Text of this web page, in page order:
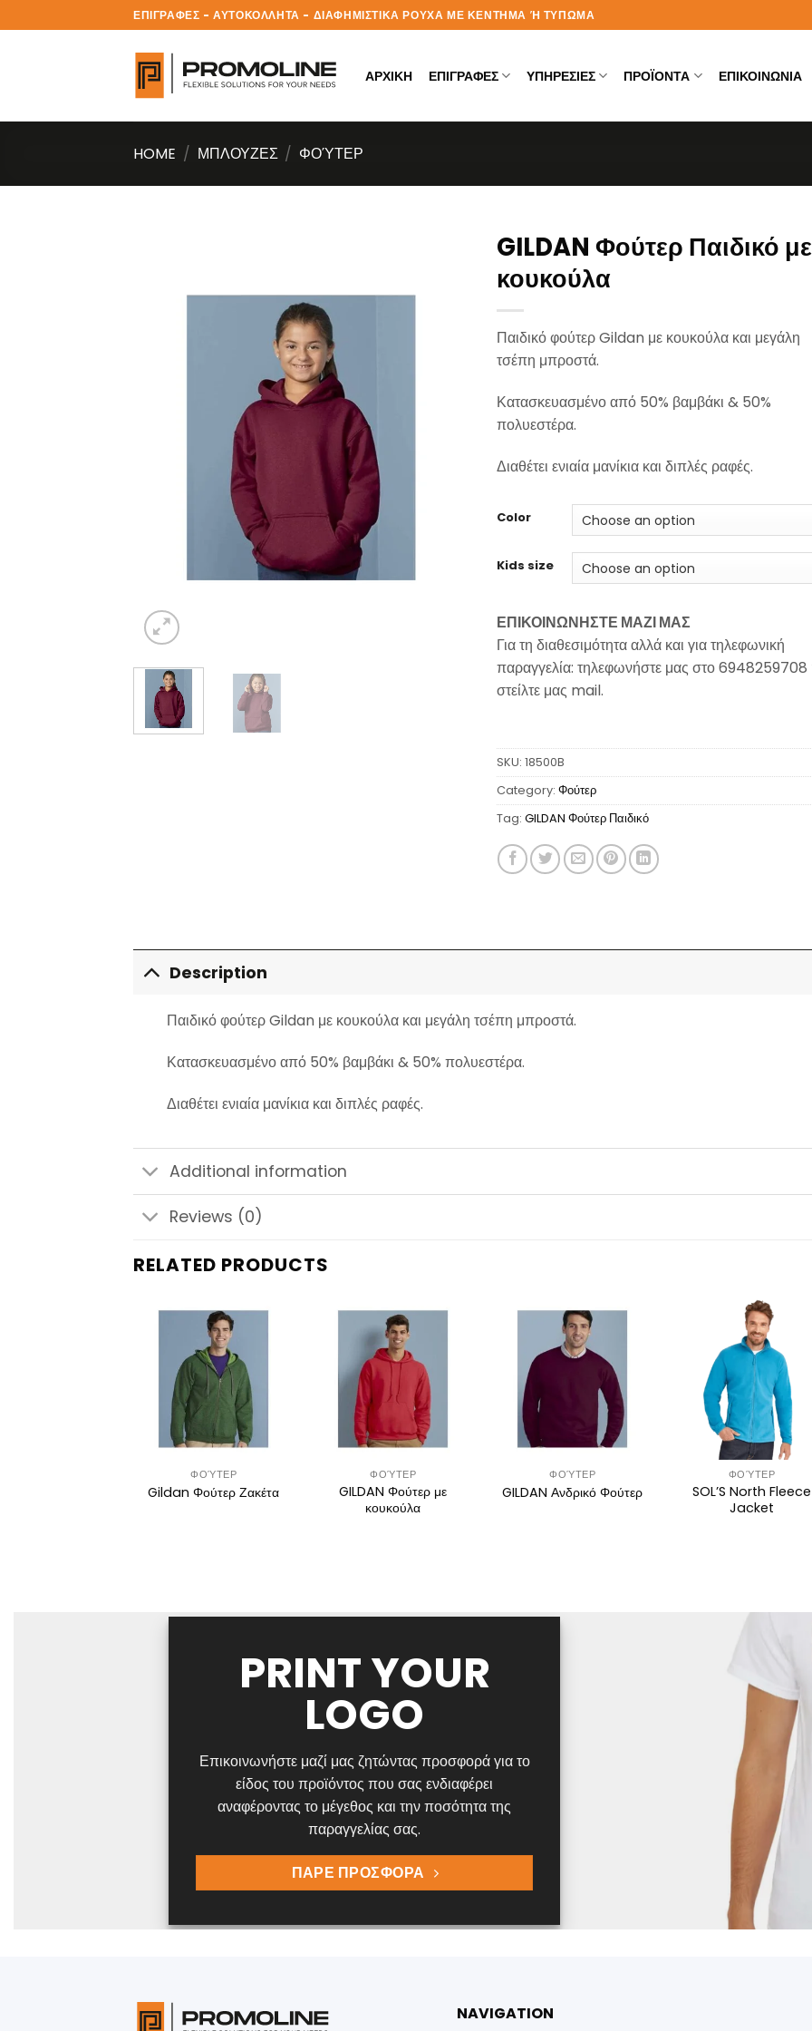
to
ΕΠΙΓΡΑΦΕΣ - ΑΥΤΟΚΟΛΛΗΤΑ - ΔΙΑΦΗΜΙΣΤΙΚΑ ΡΟΥΧΑ ΜΕ ΚΕΝΤΗΜΑ Ή ΤΥΠΩΜΑ
ΑΡΧΙΚΗ ΕΠΙΓΡΑΦΕΣ ΥΠΗΡΕΣΙΕΣ ΠΡΟΪΟΝΤΑ ΕΠΙΚΟΙΝΩΝΙΑ
HOME / ΜΠΛΟΥΖΕΣ / ΦΟΎΤΕΡ
GILDAN Φούτερ Παιδικό με
κουκούλα
Παιδικό φούτερ Gildan με κουκούλα και μεγάλη
τσέπη μπροστά.
Κατασκευασμένο από 50% βαμβάκι & 50%
πολυεστέρα.
Διαθέτει ενιαία μανίκια και διπλές ραφές.
Color
Kids size
ΕΠΙΚΟΙΝΩΝΗΣΤΕ ΜΑΖΙ ΜΑΣ
Για τη διαθεσιμότητα αλλά και για τηλεφωνική
παραγγελία: τηλεφωνήστε μας στο 6948259708
στείλτε μας mail.
SKU: 18500B
Category: Φούτερ
Tag: GILDAN Φούτερ Παιδικό
Description
Παιδικό φούτερ Gildan με κουκούλα και μεγάλη τσέπη μπροστά.
Κατασκευασμένο από 50% βαμβάκι & 50% πολυεστέρα.
Διαθέτει ενιαία μανίκια και διπλές ραφές.
Additional information
Reviews (0)
RELATED PRODUCTS
ΦΟΎΤΕΡ
Gildan Φούτερ Ζακέτα
ΦΟΎΤΕΡ
GILDAN Φούτερ με
κουκούλα
ΦΟΎΤΕΡ
GILDAN Ανδρικό Φούτερ
ΦΟΎΤΕΡ
SOL’S North Fleece
Jacket
PRINT YOUR
LOGO
Επικοινωνήστε μαζί μας ζητώντας προσφορά για το
είδος του προϊόντος που σας ενδιαφέρει
αναφέροντας το μέγεθος και την ποσότητα της
παραγγελίας σας.
ΠΑΡΕ ΠΡΟΣΦΟΡΑ
NAVIGATION